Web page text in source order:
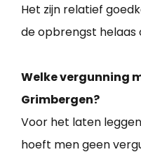
Het zijn relatief
de opbrengst helaas
Welke vergunning
Grimbergen?
Voor het laten
hoeft men geen